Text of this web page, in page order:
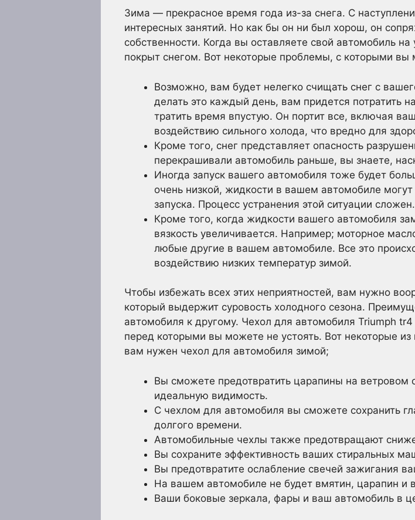
Зима — прекрасное время года из-за снега. С
интересных занятий. Но как бы он ни был хорош, он
собственности. Когда вы оставляете свой автомобиль
покрыт снегом. Вот некоторые проблемы, с которыми вы
Возможно, вам будет нелегко счищать снег с
делать это каждый день, вам придется потратить
тратить время впустую. Он портит все, включая
воздействию сильного холода, что вредно для
Кроме того, снег представляет опасность
перекрашивали автомобиль раньше, вы знаете,
Иногда запуск вашего автомобиля тоже будет
очень низкой, жидкости в вашем автомобиле могут
запуска. Процесс устранения этой ситуации сложен.
Кроме того, когда жидкости вашего автомобиля
вязкость увеличивается. Например; моторное
любые другие в вашем автомобиле. Все это
воздействию низких температур зимой.
Чтобы избежать всех этих неприятностей, вам нужно
который выдержит суровость холодного сезона.
автомобиля к другому. Чехол для автомобиля Triumph
перед которыми вы можете не устоять. Вот некоторые
вам нужен чехол для автомобиля зимой;
Вы сможете предотвратить царапины на ветровом
идеальную видимость.
С чехлом для автомобиля вы сможете сохранить
долгого времени.
Автомобильные чехлы также предотвращают
Вы сохраните эффективность ваших стиральных
Вы предотвратите ослабление свечей зажигания
На вашем автомобиле не будет вмятин, царапин и
Ваши боковые зеркала, фары и ваш автомобиль в